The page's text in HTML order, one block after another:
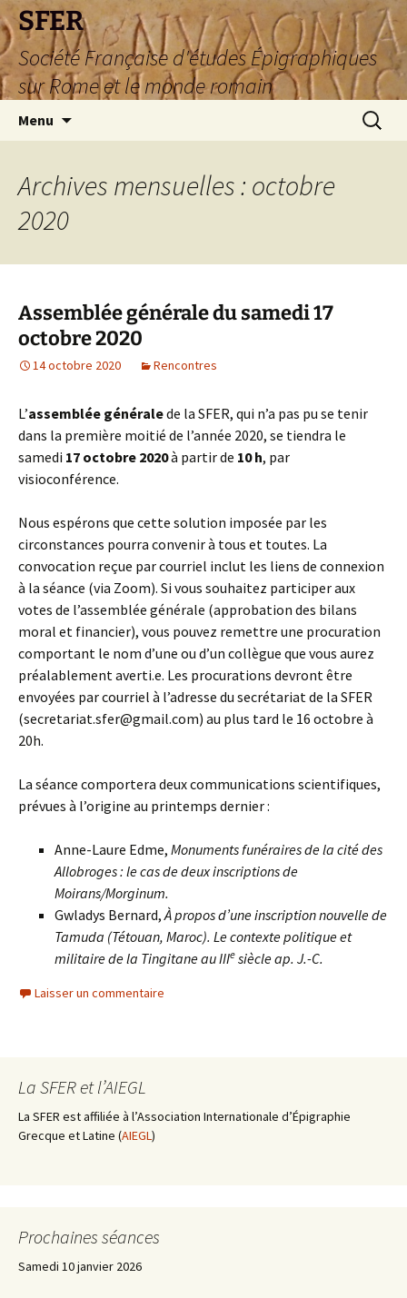
SFER
Société Française d'études Épigraphiques
sur Rome et le monde romain
Menu
Archives mensuelles : octobre
2020
Assemblée générale du samedi 17
octobre 2020
14 octobre 2020 Rencontres
L’assemblée généralede la SFER, qui n’a pas pu se tenir
dans la première moitié de l’année 2020, se tiendra le
samedi 17 octobre 2020à partir de 10 h, par
visioconférence.
Nous espérons que cette solution imposée par les
circonstances pourra convenir à tous et toutes. La
convocation reçue par courriel inclut les liens de connexion
à la séance (via Zoom). Si vous souhaitez participer aux
votes de l’assemblée générale (approbation des bilans
moral et financier), vous pouvez remettre une procuration
comportant le nom d’une ou d’un collègue que vous aurez
préalablement averti.e. Les procurations devront être
envoyées par courriel à l’adresse du secrétariat de la SFER
(secretariat.sfer@gmail.com) au plus tard le 16 octobre à
20h.
La séance comportera deux communications scientifiques,
prévues à l’origine au printemps dernier :
Anne-Laure Edme, Monuments funéraires de la cité des
Allobroges : le cas de deux inscriptions de
Moirans/Morginum.
Gwladys Bernard,À propos d’une inscription nouvelle de
Tamuda (Tétouan, Maroc). Le contexte politique et
militaire de la Tingitane au IIIe siècle ap. J.-C.
Laisser un commentaire
La SFER et l’AIEGL
La SFER est affiliée à l’Association Internationale d’Épigraphie
Grecque et Latine (AIEGL)
Prochaines séances
Samedi 10 janvier 2026